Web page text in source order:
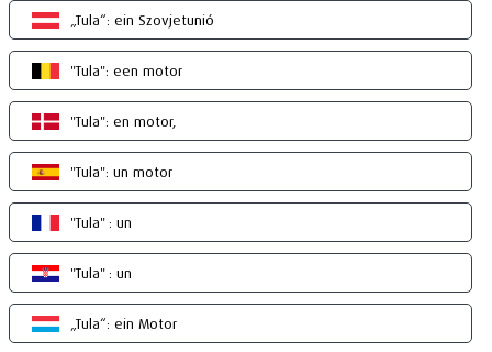
„Tula“: ein Szovjetunió
"Tula": een motor
"Tula": en motor,
"Tula": un motor
"Tula" : un
"Tula" : un
„Tula“: ein Motor